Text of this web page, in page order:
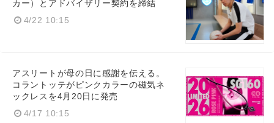
カー）とアドバイザリー契約を締結
4/22 10:15
アスリートが母の日に感謝を伝える。
コラントッテがピンクカラーの磁気ネ
ックレスを4月20日に発売
4/17 10:15